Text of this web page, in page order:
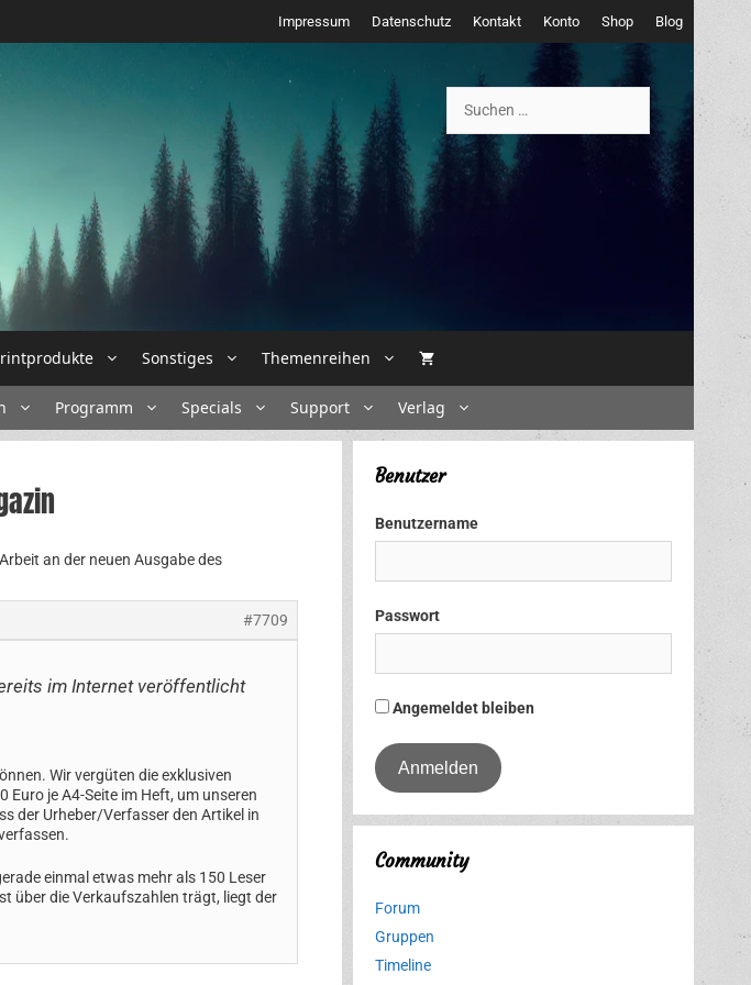
Impressum Datenschutz Kontakt Konto Shop Blog
nach:
Sonstiges Themenreihen
Programm Specials Support Verlag
an der neuen Ausgabe des
#7709
im Internet veröffentlicht
Wir vergüten die exklusiven
je A4-Seite im Heft, um unseren
der Urheber/Verfasser den Artikel in
einmal etwas mehr als 150 Leser
über die Verkaufszahlen trägt, liegt der
Benutzer
Benutzername
Passwort
Angemeldet bleiben
Community
Forum
Gruppen
Timeline